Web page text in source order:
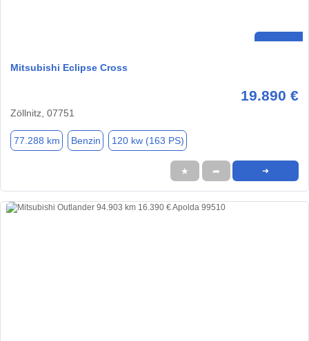
Mitsubishi Eclipse Cross
19.890 €
Zöllnitz, 07751
77.288 km Benzin 120 kw (163 PS)
★ ➦ ➜